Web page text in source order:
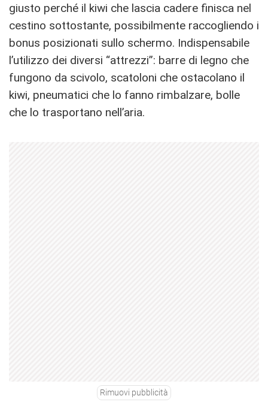
giusto perché il kiwi che lascia cadere finisca nel
cestino sottostante, possibilmente raccogliendo i
bonus posizionati sullo schermo. Indispensabile
l’utilizzo dei diversi “attrezzi”: barre di legno che
fungono da scivolo, scatoloni che ostacolano il
kiwi, pneumatici che lo fanno rimbalzare, bolle
che lo trasportano nell’aria.
Rimuovi pubblicità